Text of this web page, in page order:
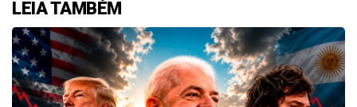
LEIA TAMBÉM